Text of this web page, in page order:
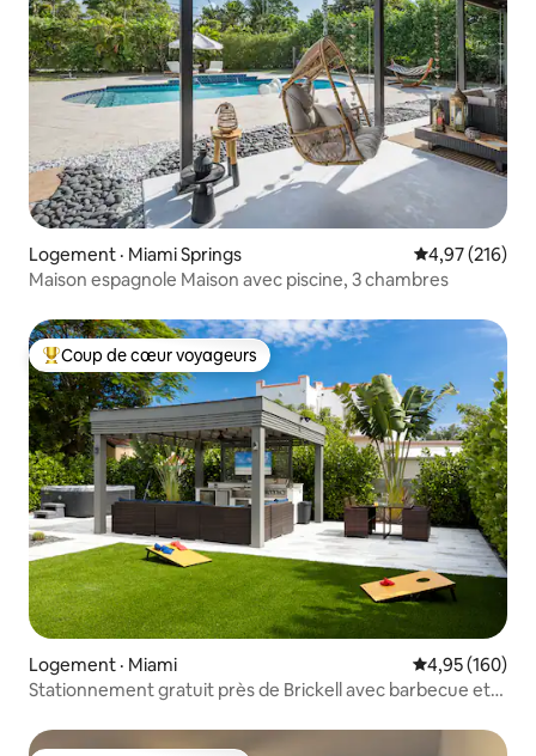
Logement · Miami Springs Note
4,97 (216)
Maison espagnole Maison avec piscine, 3 chambres
Coup de cœur voyageurs parmi les plus aimés
Coup de cœur voyageurs
Logement · Miami Note
4,95 (160)
Stationnement gratuit près de Brickell avec barbecue et